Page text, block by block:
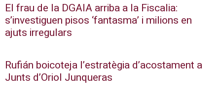
El frau de la DGAIA arriba a la Fiscalia:
s’investiguen pisos ‘fantasma’ i milions en
ajuts irregulars
Rufián boicoteja l’estratègia d’acostament a
Junts d’Oriol Junqueras